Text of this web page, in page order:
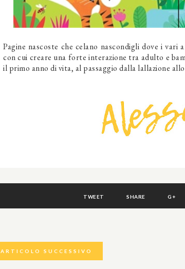
Pagine nascoste che celano nascondigli dove i
con cui creare una forte interazione tra adulto e
il primo anno di vita, al passaggio dalla lallazione
TWEET SHARE G+
ARTICOLO SUCCESSIVO